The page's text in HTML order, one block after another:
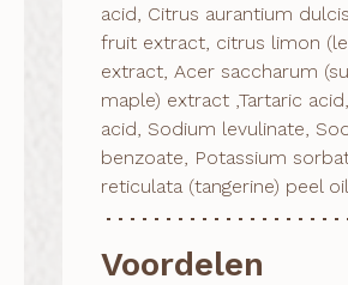
acid, Citrus aurantium
fruit extract, citrus limon
extract, Acer saccharum
maple) extract ,Tartaric
acid, Sodium levulinate,
benzoate, Potassium
reticulata (tangerine) peel oil
Voordelen